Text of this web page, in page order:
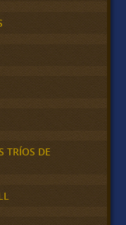
TRÍOS DE